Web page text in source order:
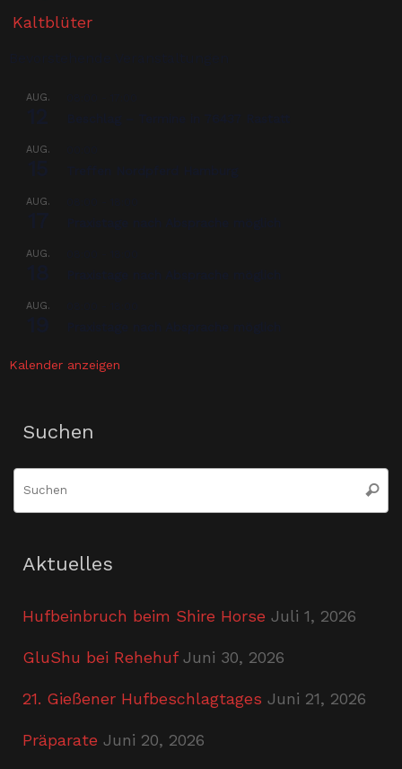
Kaltblüter
AUG.
AUG.
AUG.
AUG.
AUG.
Kalender anzeigen
Suchen
Aktuelles
Hufbeinbruch beim Shire Horse Juli 1, 2026
GluShu bei Rehehuf Juni 30, 2026
21. Gießener Hufbeschlagtages Juni 21, 2026
Präparate Juni 20, 2026